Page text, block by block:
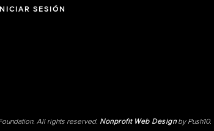
INICIAR SESIÓN
All rights reserved. Nonprofit Web Designby Push10.